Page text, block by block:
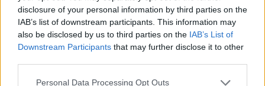
disclosure of your personal information by third parties on the
IAB’s list of downstream participants. This information may
also be disclosed by us to third parties on the IAB’s List of
Downstream Participants that may further disclose it to other
Personal Data Processing Opt Outs
αυτούς που ευδοκιμούν στα social media και
άλλων χωρών, συνεπώς είναι ένας φρικτός
εισαγόμενος μπακαλιάρος.